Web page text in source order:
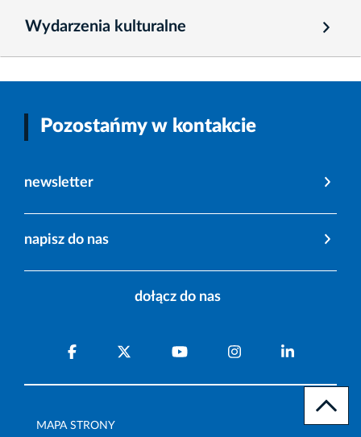
Wydarzenia kulturalne
Pozostańmy w kontakcie
newsletter
napisz do nas
dołącz do nas
MAPA STRONY